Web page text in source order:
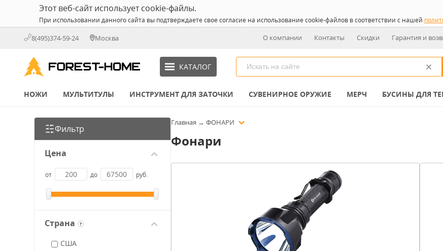
Этот веб-сайт использует cookie-файлы.
При использовании данного сайта вы подтверждаете свое согласие на использование cookie-файлов в соответствии с нашей
8(495)374-59-24 Москва О компании Контакты Скидки Гарантия и
КАТАЛОГ
НОЖИ МУЛЬТИТУЛЫ ИНСТРУМЕНТ ДЛЯ ЗАТОЧКИ СУВЕНИРНОЕ ОРУЖИЕ МЕРЧ БУСИНЫ ДЛЯ
Фильтр
Цена
от до руб.
Страна ?
США
Главная → ФОНАРИ
Фонари